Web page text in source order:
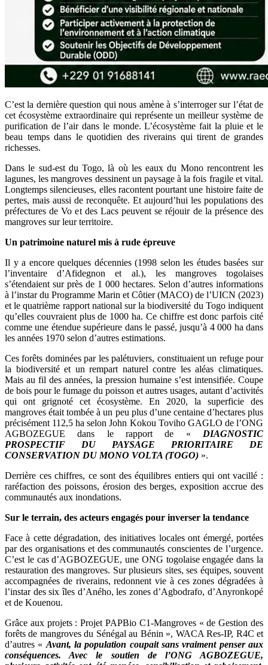
C’est la dernière question qui nous amène à s’interroger sur l’état de
cet écosystème extraordinaire qui représente un meilleur système de
purification de l’air dans le monde. L’écosystème fait la pluie et le
beau temps dans le quotidien des riverains qui tirent de grandes
richesses.
Dans le sud-est du Togo, là où les eaux du Mono rencontrent les
lagunes, les mangroves dessinent un paysage à la fois fragile et vital.
Longtemps silencieuses, elles racontent pourtant une histoire faite de
pertes, mais aussi de reconquête. Et aujourd’hui les populations des
préfectures de Vo et des Lacs peuvent se réjouir de la présence des
mangroves sur leur territoire.
Un patrimoine naturel mis à rude épreuve
Il y a encore quelques décennies (1998 selon les études basées sur
l’inventaire d’Afidegnon et al.), les mangroves togolaises
s’étendaient sur près de 1 000 hectares. Selon d’autres informations
à l’instar du Programme Marin et Côtier (MACO) de l’UICN (2023)
et le quatrième rapport national sur la biodiversité du Togo indiquent
qu’elles couvraient plus de 1000 ha. Ce chiffre est donc parfois cité
comme une étendue supérieure dans le passé, jusqu’à 4 000 ha dans
les années 1970 selon d’autres estimations.
Ces forêts dominées par les palétuviers, constituaient un refuge pour
la biodiversité et un rempart naturel contre les aléas climatiques.
Mais au fil des années, la pression humaine s’est intensifiée. Coupe
de bois pour le fumage du poisson et autres usages, autant d’activités
qui ont grignoté cet écosystème. En 2020, la superficie des
mangroves était tombée à un peu plus d’une centaine d’hectares plus
précisément 112,5 ha selon John Kokou Toviho GAGLO de l’ONG
AGBOZEGUE dans le rapport de « DIAGNOSTIC
PROSPECTIF DU PAYSAGE PRIORITAIRE DE
CONSERVATION DU MONO VOLTA (TOGO) ».
Derrière ces chiffres, ce sont des équilibres entiers qui ont vacillé :
raréfaction des poissons, érosion des berges, exposition accrue des
communautés aux inondations.
Sur le terrain, des acteurs engagés pour inverser la tendance
Face à cette dégradation, des initiatives locales ont émergé, portées
par des organisations et des communautés conscientes de l’urgence.
C’est le cas d’AGBOZEGUE, une ONG togolaise engagée dans la
restauration des mangroves. Sur plusieurs sites, ses équipes, souvent
accompagnées de riverains, redonnent vie à ces zones dégradées à
l’instar des six îles d’Aného, les zones d’Agbodrafo, d’Anyronkopé
et de Kouenou.
Grâce aux projets : Projet PAPBio C1-Mangroves « de Gestion des
forêts de mangroves du Sénégal au Bénin », WACA Res-IP, R4C et
d’autres « Avant, la population coupait sans vraiment penser aux
conséquences. Avec le soutien de l’ONG AGBOZEGUE,